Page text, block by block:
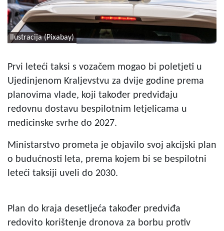
Ilustracija (Pixabay)
Prvi leteći taksi s vozačem mogao bi poletjeti u
Ujedinjenom Kraljevstvu za dvije godine prema
planovima vlade, koji također predviđaju
redovnu dostavu bespilotnim letjelicama u
medicinske svrhe do 2027.
Ministarstvo prometa je objavilo svoj akcijski plan
o budućnosti leta, prema kojem bi se bespilotni
leteći taksiji uveli do 2030.
Plan do kraja desetljeća također predviđa
redovito korištenje dronova za borbu protiv